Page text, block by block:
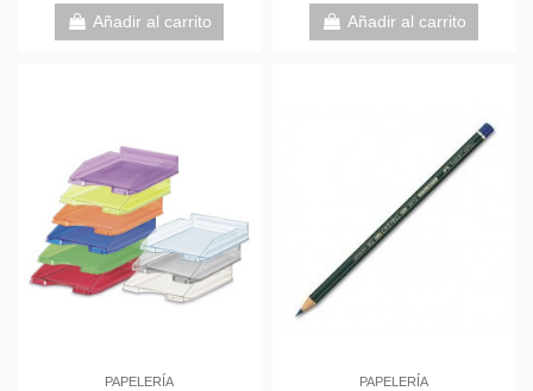
Añadir al carrito Añadir al carrito
PAPELERÍA PAPELERÍA